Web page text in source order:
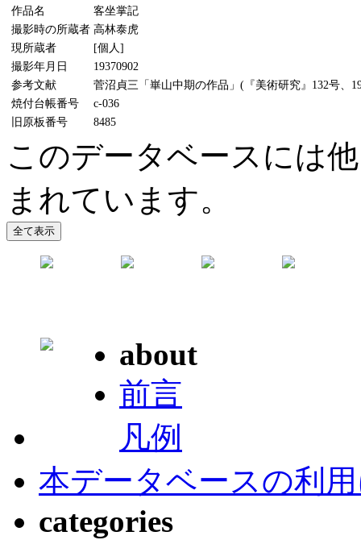
作品名
客坐掌記
撮影時の所蔵者 高林泰虎
現所蔵者
[個人]
撮影年月日
19370902
参考文献
菅沼貞三「崋山中期の作品」(『美術研究』132号、
焼付台帳番号
c-036
旧原板番号
8485
このデータベースには
まれています。
about
前言
凡例
本データベースの利
categories